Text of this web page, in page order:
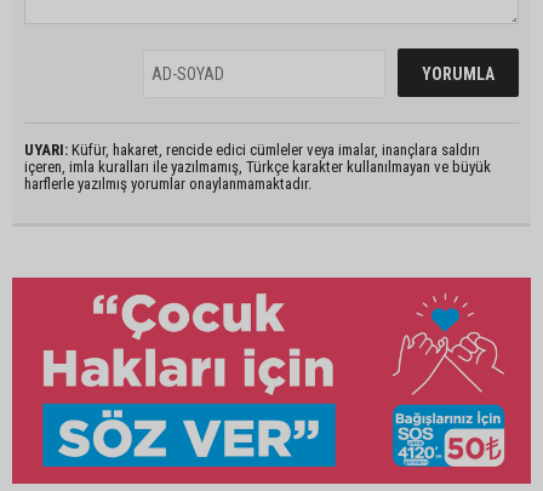
UYARI: Küfür, hakaret, rencide edici cümleler veya imalar, inançlara saldırı
içeren, imla kuralları ile yazılmamış, Türkçe karakter kullanılmayan ve büyük
harflerle yazılmış yorumlar onaylanmamaktadır.